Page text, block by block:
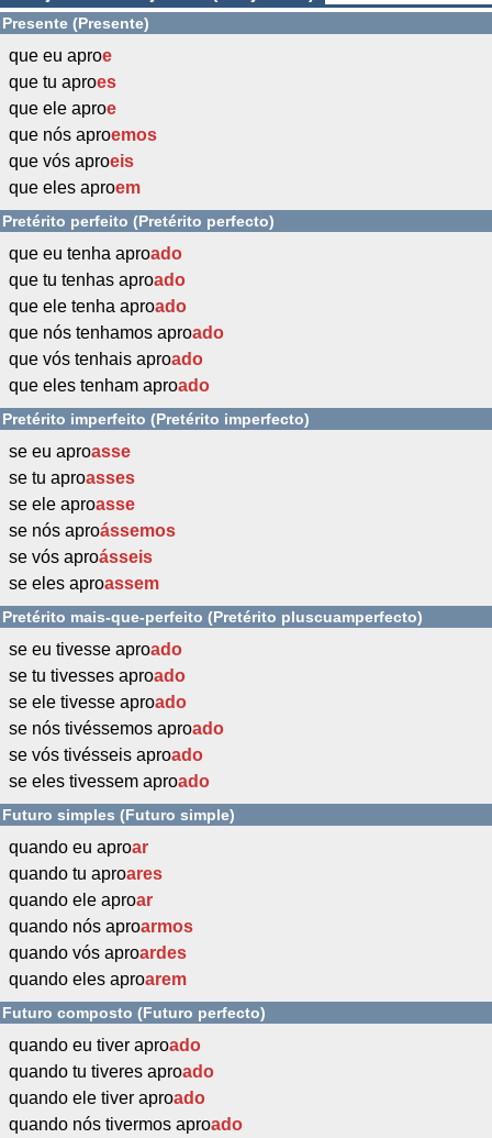
Presente (Presente)
que eu aproe
que tu aproes
que ele aproe
que nós aproemos
que vós aproeis
que eles aproem
Pretérito perfeito (Pretérito perfecto)
que eu tenha aproado
que tu tenhas aproado
que ele tenha aproado
que nós tenhamos aproado
que vós tenhais aproado
que eles tenham aproado
Pretérito imperfeito (Pretérito imperfecto)
se eu aproasse
se tu aproasses
se ele aproasse
se nós aproássemos
se vós aproásseis
se eles aproassem
Pretérito mais-que-perfeito (Pretérito pluscuamperfecto)
se eu tivesse aproado
se tu tivesses aproado
se ele tivesse aproado
se nós tivéssemos aproado
se vós tivésseis aproado
se eles tivessem aproado
Futuro simples (Futuro simple)
quando eu aproar
quando tu aproares
quando ele aproar
quando nós aproarmos
quando vós aproardes
quando eles aproarem
Futuro composto (Futuro perfecto)
quando eu tiver aproado
quando tu tiveres aproado
quando ele tiver aproado
quando nós tivermos aproado